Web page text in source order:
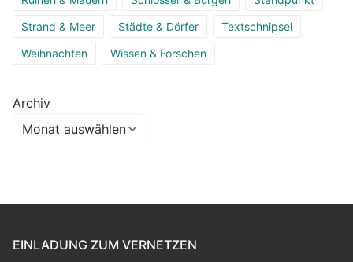
Strand & Meer
Städte & Dörfer
Textschnipsel
Weihnachten
Wissen & Forschen
Archiv
EINLADUNG ZUM VERNETZEN